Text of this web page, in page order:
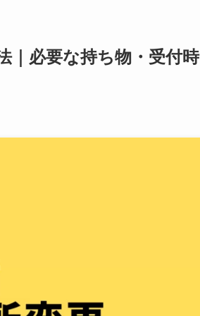
｜必要な持ち物・受付時